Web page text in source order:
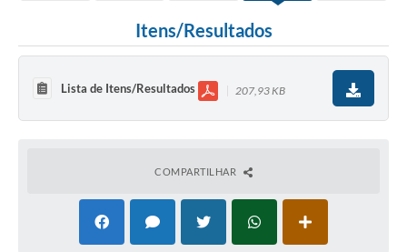
Itens/Resultados
Lista de Itens/Resultados 207,93 KB
COMPARTILHAR